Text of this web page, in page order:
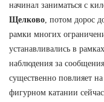
начинал заниматься с
Щелково, потом дорос
рамки многих
устанавливались в
наблюдения за
существенно повлияет
фигурном катании